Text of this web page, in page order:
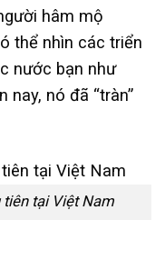
hâm mộ
thể nhìn các triển
nước bạn như
nay, nó đã “tràn”
tại Việt Nam